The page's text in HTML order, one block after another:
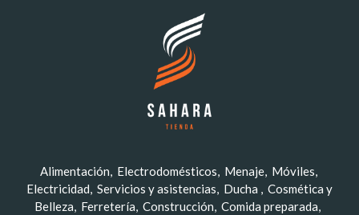
Alimentación Electrodomésticos Menaje Móviles
Electricidad Servicios y asistencias Ducha
Cosmética y
Belleza
Ferretería Construcción Comida preparada